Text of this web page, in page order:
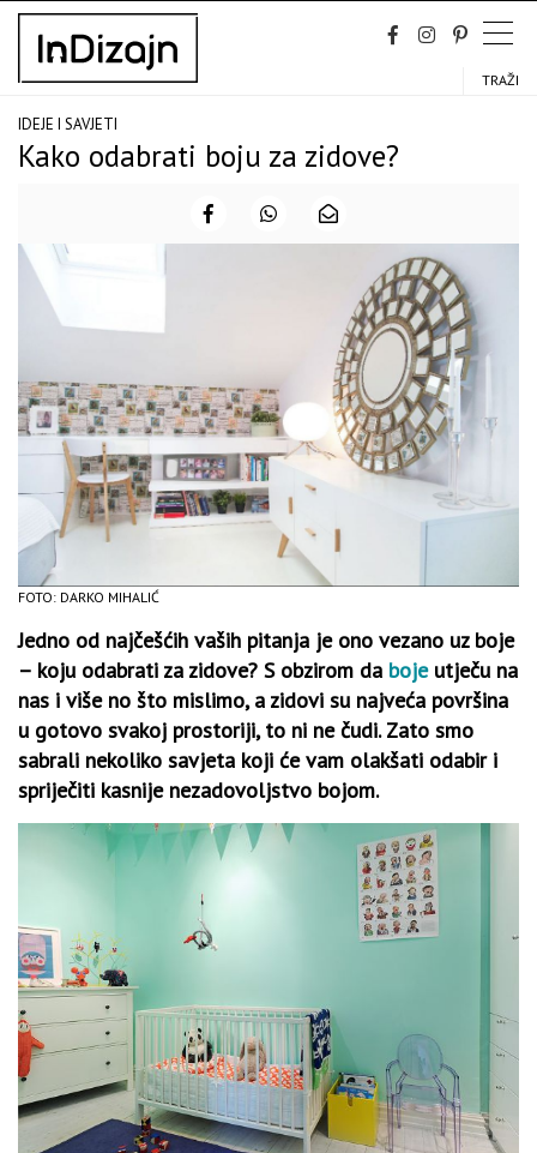
Skip
content
TRAŽI
IDEJE I SAVJETI
Kako odabrati boju za zidove?
FOTO: DARKO MIHALIĆ
Jedno od najčešćih vaših pitanja je ono vezano uz boje
– koju odabrati za zidove? S obzirom da bojeutječu na
nas i više no što mislimo, a zidovi su najveća površina
u gotovo svakoj prostoriji, to ni ne čudi. Zato smo
sabrali nekoliko savjeta koji će vam olakšati odabir i
spriječiti kasnije nezadovoljstvo bojom.